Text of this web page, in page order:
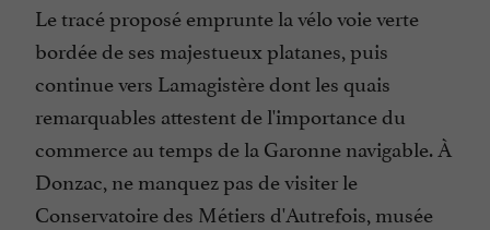
Le tracé proposé emprunte la vélo voie verte
bordée de ses majestueux platanes, puis
continue vers Lamagistère dont les quais
remarquables attestent de l'importance du
commerce au temps de la Garonne navigable. À
Donzac, ne manquez pas de visiter le
Conservatoire des Métiers d'Autrefois, musée